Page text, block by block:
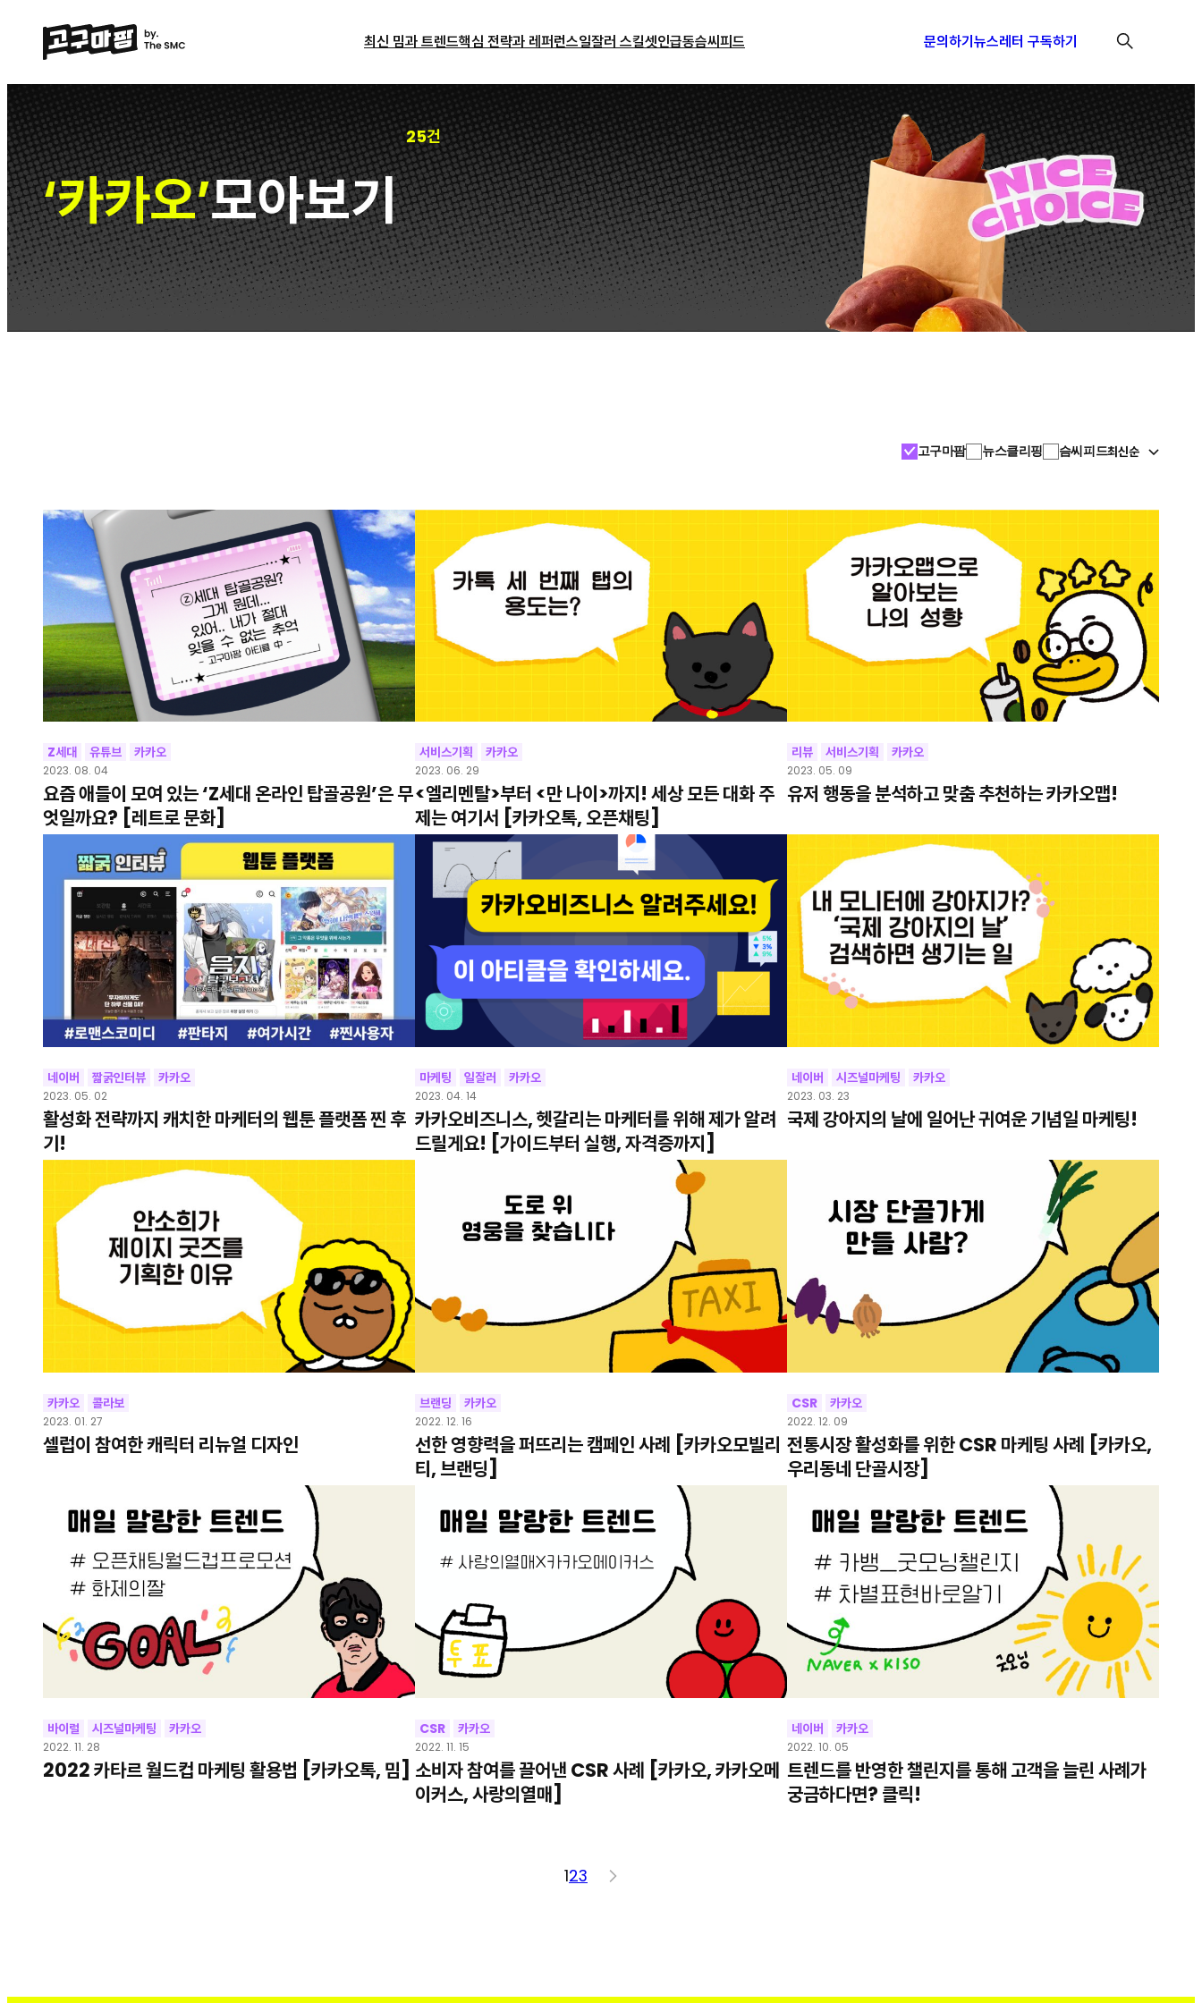
최신 밈과 트렌드핵심 전략과 레퍼런스일잘러 스킬셋인급동슴씨피드 문의하기뉴스레터 구독하기
‘카카오’모아보기
25건
고구마팜 뉴스클리핑 슴씨피드최신순
Z세대 유튜브 카카오
2023. 08. 04
요즘 애들이 모여 있는 ‘Z세대 온라인 탑골공원’은 무
엇일까요? [레트로 문화]
서비스기획 카카오
2023. 06. 29
<엘리멘탈>부터 <만 나이>까지! 세상 모든 대화 주
제는 여기서 [카카오톡, 오픈채팅]
리뷰 서비스기획 카카오
2023. 05. 09
유저 행동을 분석하고 맞춤 추천하는 카카오맵!
네이버 짧굵인터뷰 카카오
2023. 05. 02
활성화 전략까지 캐치한 마케터의 웹툰 플랫폼 찐 후
기!
마케팅 일잘러 카카오
2023. 04. 14
카카오비즈니스, 헷갈리는 마케터를 위해 제가 알려
드릴게요! [가이드부터 실행, 자격증까지]
네이버 시즈널마케팅 카카오
2023. 03. 23
국제 강아지의 날에 일어난 귀여운 기념일 마케팅!
카카오 콜라보
2023. 01. 27
셀럽이 참여한 캐릭터 리뉴얼 디자인
브랜딩 카카오
2022. 12. 16
선한 영향력을 퍼뜨리는 캠페인 사례 [카카오모빌리
티, 브랜딩]
CSR 카카오
2022. 12. 09
전통시장 활성화를 위한 CSR 마케팅 사례 [카카오,
우리동네 단골시장]
바이럴 시즈널마케팅 카카오
2022. 11. 28
2022 카타르 월드컵 마케팅 활용법 [카카오톡, 밈]
CSR 카카오
2022. 11. 15
소비자 참여를 끌어낸 CSR 사례 [카카오, 카카오메
이커스, 사랑의열매]
네이버 카카오
2022. 10. 05
트렌드를 반영한 챌린지를 통해 고객을 늘린 사례가
궁금하다면? 클릭!
123 >